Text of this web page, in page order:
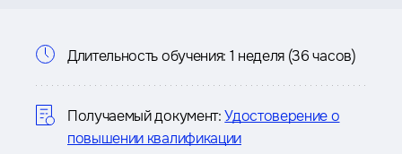
Информация
о
курсе
Длительность обучения: 1 неделя (36 часов)
Получаемый документ: Удостоверение о
повышении квалификации